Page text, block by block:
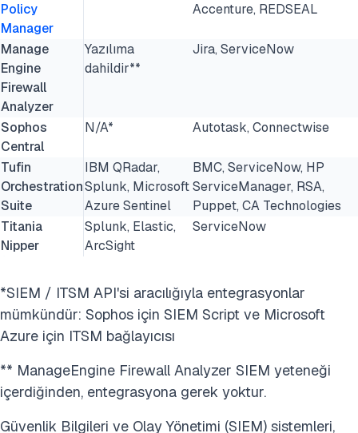
Policy
Manager
Accenture, REDSEAL
Manage
Engine
Firewall
Analyzer
Yazılıma
dahildir**
Jira, ServiceNow
Sophos
Central
N/A* Autotask, Connectwise
Tufin
Orchestration
Suite
IBM QRadar,
Splunk, Microsoft
Azure Sentinel
BMC, ServiceNow, HP
ServiceManager, RSA,
Puppet, CA Technologies
Titania
Nipper
Splunk, Elastic,
ArcSight
ServiceNow
*SIEM / ITSM API'si aracılığıyla entegrasyonlar
mümkündür: Sophos için SIEM Script ve Microsoft
Azure için ITSM bağlayıcısı
** ManageEngine Firewall Analyzer SIEM yeteneği
içerdiğinden, entegrasyona gerek yoktur.
Güvenlik Bilgileri ve Olay Yönetimi (SIEM) sistemleri,